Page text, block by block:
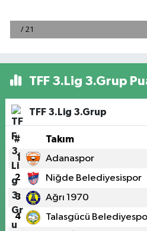
TFF 3.Lig 3.Grup
TFF 3.Lig 3.Grup
# Takım
1 Adanaspor
2 Niğde Belediyesispor
3 Ağrı 1970
4 Talasgücü